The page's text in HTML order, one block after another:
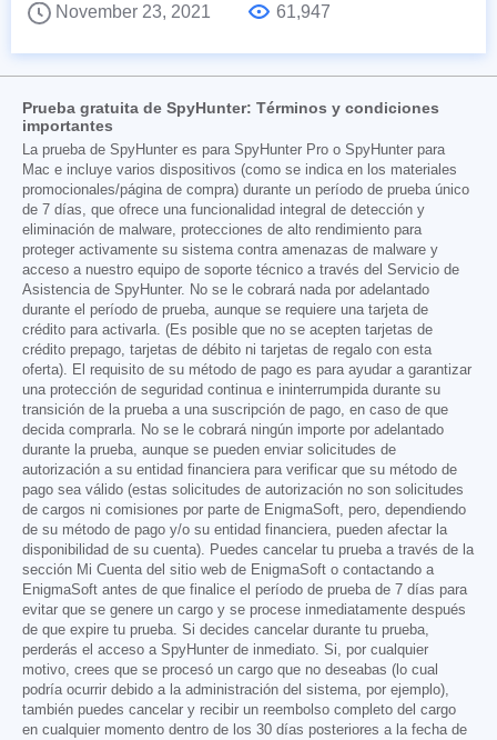
November 23, 2021
61,947
Prueba gratuita de SpyHunter: Términos y condiciones
importantes
La prueba de SpyHunter es para SpyHunter Pro o SpyHunter para
Mac e incluye varios dispositivos (como se indica en los materiales
promocionales/página de compra) durante un período de prueba único
de 7 días, que ofrece una funcionalidad integral de detección y
eliminación de malware, protecciones de alto rendimiento para
proteger activamente su sistema contra amenazas de malware y
acceso a nuestro equipo de soporte técnico a través del Servicio de
Asistencia de SpyHunter. No se le cobrará nada por adelantado
durante el período de prueba, aunque se requiere una tarjeta de
crédito para activarla. (Es posible que no se acepten tarjetas de
crédito prepago, tarjetas de débito ni tarjetas de regalo con esta
oferta). El requisito de su método de pago es para ayudar a garantizar
una protección de seguridad continua e ininterrumpida durante su
transición de la prueba a una suscripción de pago, en caso de que
decida comprarla. No se le cobrará ningún importe por adelantado
durante la prueba, aunque se pueden enviar solicitudes de
autorización a su entidad financiera para verificar que su método de
pago sea válido (estas solicitudes de autorización no son solicitudes
de cargos ni comisiones por parte de EnigmaSoft, pero, dependiendo
de su método de pago y/o su entidad financiera, pueden afectar la
disponibilidad de su cuenta). Puedes cancelar tu prueba a través de la
sección Mi Cuenta del sitio web de EnigmaSoft o contactando a
EnigmaSoft antes de que finalice el período de prueba de 7 días para
evitar que se genere un cargo y se procese inmediatamente después
de que expire tu prueba. Si decides cancelar durante tu prueba,
perderás el acceso a SpyHunter de inmediato. Si, por cualquier
motivo, crees que se procesó un cargo que no deseabas (lo cual
podría ocurrir debido a la administración del sistema, por ejemplo),
también puedes cancelar y recibir un reembolso completo del cargo
en cualquier momento dentro de los 30 días posteriores a la fecha de